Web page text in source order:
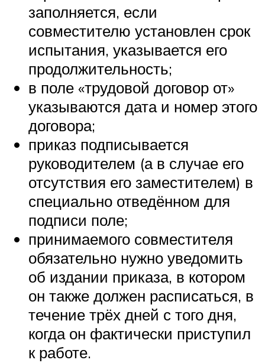
заполняется, если
совместителю установлен срок
испытания, указывается его
продолжительность;
в поле «трудовой договор от»
указываются дата и номер этого
договора;
приказ подписывается
руководителем (а в случае его
отсутствия его заместителем) в
специально отведённом для
подписи поле;
принимаемого совместителя
обязательно нужно уведомить
об издании приказа, в котором
он также должен расписаться, в
течение трёх дней с того дня,
когда он фактически приступил
к работе.